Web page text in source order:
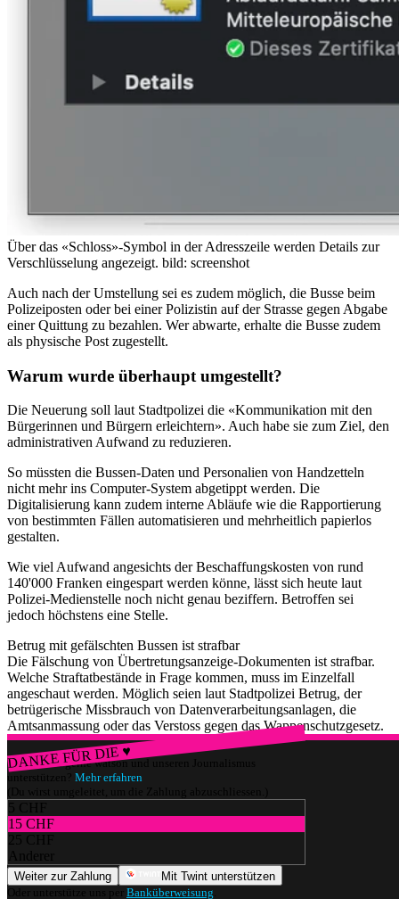
Über das «Schloss»-Symbol in der Adresszeile werden Details zur
Verschlüsselung angezeigt. bild: screenshot
Auch nach der Umstellung sei es zudem möglich, die Busse beim
Polizeiposten oder bei einer Polizistin auf der Strasse gegen Abgabe
einer Quittung zu bezahlen. Wer abwarte, erhalte die Busse zudem
als physische Post zugestellt.
Warum wurde überhaupt umgestellt?
Die Neuerung soll laut Stadtpolizei die «Kommunikation mit den
Bürgerinnen und Bürgern erleichtern». Auch habe sie zum Ziel, den
administrativen Aufwand zu reduzieren.
So müssten die Bussen-Daten und Personalien von Handzetteln
nicht mehr ins Computer-System abgetippt werden. Die
Digitalisierung kann zudem interne Abläufe wie die Rapportierung
von bestimmten Fällen automatisieren und mehrheitlich papierlos
gestalten.
Wie viel Aufwand angesichts der Beschaffungskosten von rund
140'000 Franken eingespart werden könne, lässt sich heute laut
Polizei-Medienstelle noch nicht genau beziffern. Betroffen sei
jedoch höchstens eine Stelle.
Betrug mit gefälschten Bussen ist strafbar
Die Fälschung von Übertretungsanzeige-Dokumenten ist strafbar.
Welche Straftatbestände in Frage kommen, muss im Einzelfall
angeschaut werden. Möglich seien laut Stadtpolizei Betrug, der
betrügerische Missbrauch von Datenverarbeitungsanlagen, die
Amtsanmassung oder das Verstoss gegen das Wappenschutzgesetz.
DANKE FÜR DIE ♥
Würdest du gerne watson und unseren Journalismus
unterstützen? Mehr erfahren
(Du wirst umgeleitet, um die Zahlung abzuschliessen.)
5 CHF
15 CHF
25 CHF
Anderer
Weiter zur Zahlung
Mit Twint unterstützen
Oder unterstütze uns per Banküberweisung